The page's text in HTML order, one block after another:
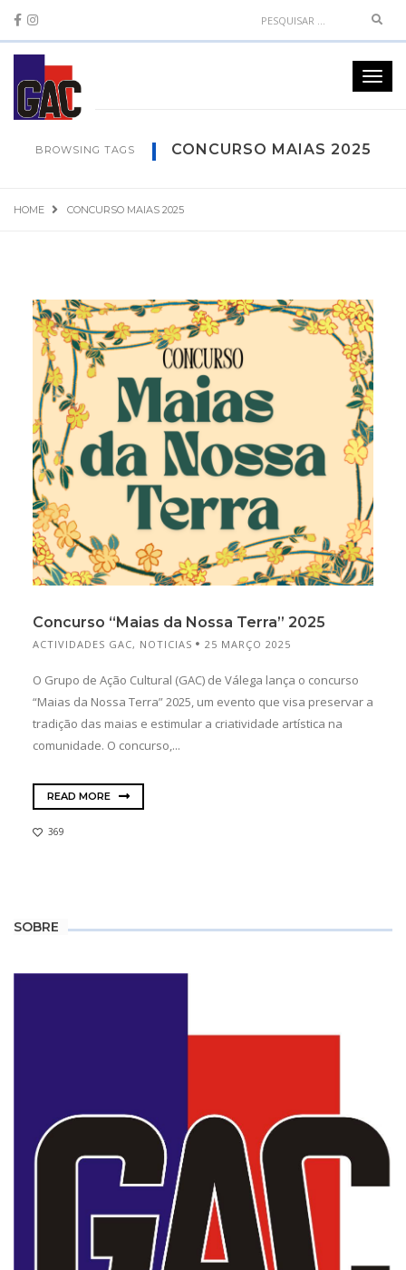
BROWSING TAGS CONCURSO MAIAS 2025
HOME CONCURSO MAIAS 2025
Concurso “Maias da Nossa Terra” 2025
ACTIVIDADES GAC, NOTICIAS 25 MARÇO 2025
O Grupo de Ação Cultural (GAC) de Válega lança o concurso
“Maias da Nossa Terra” 2025, um evento que visa preservar a
tradição das maias e estimular a criatividade artística na
comunidade. O concurso,...
READ MORE
369
SOBRE